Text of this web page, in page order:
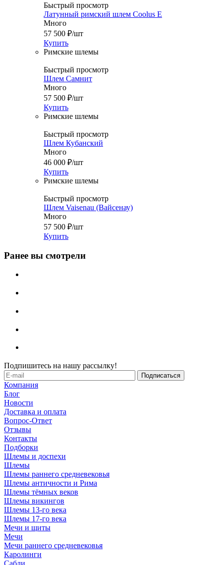
Быстрый просмотр
Латунный римский шлем Coolus Е
Много
57 500 ₽/шт
Купить
Римские шлемы
Быстрый просмотр
Шлем Самнит
Много
57 500 ₽/шт
Купить
Римские шлемы
Быстрый просмотр
Шлем Кубанский
Много
46 000 ₽/шт
Купить
Римские шлемы
Быстрый просмотр
Шлем Vaisenau (Вайсенау)
Много
57 500 ₽/шт
Купить
Ранее вы смотрели
Подпишитесь на нашу рассылку!
Компания
Блог
Новости
Доставка и оплата
Вопрос-Ответ
Отзывы
Контакты
Подборки
Шлемы и доспехи
Шлемы
Шлемы раннего средневековья
Шлемы античности и Рима
Шлемы тёмных веков
Шлемы викингов
Шлемы 13-го века
Шлемы 17-го века
Мечи и щиты
Мечи
Мечи раннего средневековья
Каролинги
Сабли